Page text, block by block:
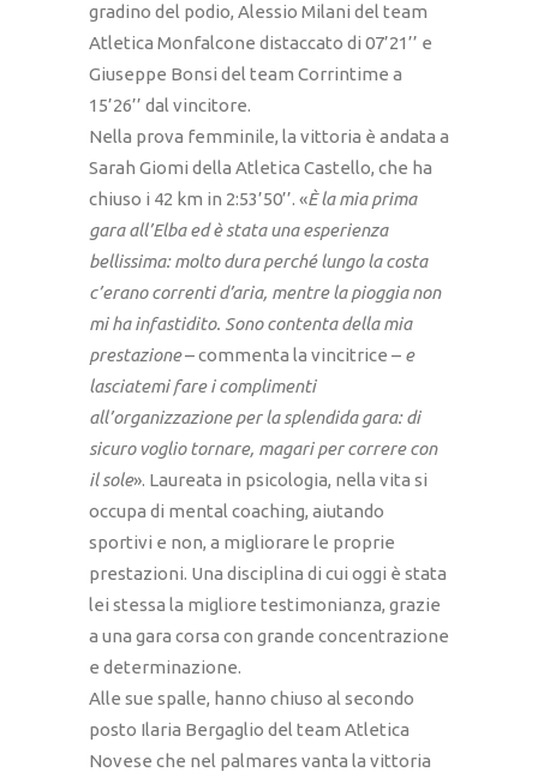
gradino del podio, Alessio Milani del team
Atletica Monfalcone distaccato di 07’21’’ e
Giuseppe Bonsi del team Corrintime a
15’26’’ dal vincitore.
Nella prova femminile, la vittoria è andata a
Sarah Giomi della Atletica Castello, che ha
chiuso i 42 km in 2:53’50’’. «È la mia prima
gara all’Elba ed è stata una esperienza
bellissima: molto dura perché lungo la costa
c’erano correnti d’aria, mentre la pioggia non
mi ha infastidito. Sono contenta della mia
prestazione– commenta la vincitrice – e
lasciatemi fare i complimenti
all’organizzazione per la splendida gara: di
sicuro voglio tornare, magari per correre con
il sole». Laureata in psicologia, nella vita si
occupa di mental coaching, aiutando
sportivi e non, a migliorare le proprie
prestazioni. Una disciplina di cui oggi è stata
lei stessa la migliore testimonianza, grazie
a una gara corsa con grande concentrazione
e determinazione.
Alle sue spalle, hanno chiuso al secondo
posto Ilaria Bergaglio del team Atletica
Novese che nel palmares vanta la vittoria